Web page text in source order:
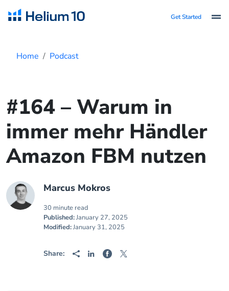
Get Started
Home Podcast
#164 – Warum in
immer mehr Händler
Amazon FBM nutzen
Marcus Mokros
30 minute read
Published:January 27, 2025
Modified:January 31, 2025
Share: